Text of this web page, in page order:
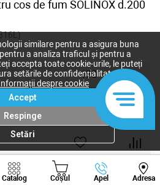
cos de fum SOLINOX d.200
150
Catalog Coșul Apel Adresa
Viber Whatsapp
similare pentru a asigura buna
a analiza traficul și pentru a
accepta toate cookie-urile, le puteți
setările de confidențialitate după
Informații despre cookie
Accept
Respinge
Setări